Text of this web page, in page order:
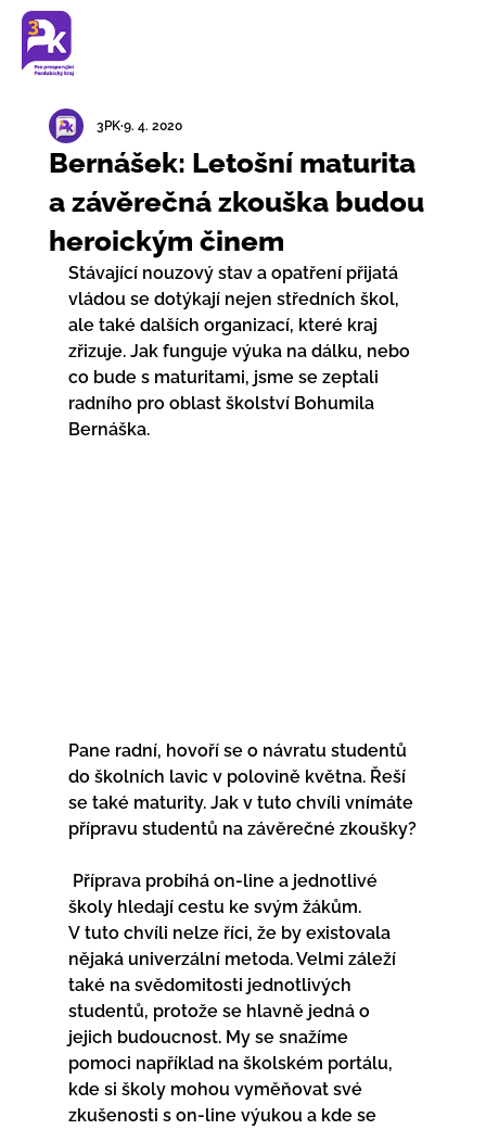
Bernášek: Letošní maturita
a závěrečná zkouška budou
heroickým činem
3PK 9. 4. 2020
Stávající nouzový stav a opatření přijatá
vládou se dotýkají nejen středních škol,
ale také dalších organizací, které kraj
zřizuje. Jak funguje výuka na dálku, nebo
co bude s maturitami, jsme se zeptali
radního pro oblast školství Bohumila
Bernáška.
Pane radní, hovoří se o návratu studentů
do školních lavic v polovině května. Řeší
se také maturity. Jak v tuto chvíli vnímáte
přípravu studentů na závěrečné zkoušky?
Příprava probíhá on-line a jednotlivé
školy hledají cestu ke svým žákům.
V tuto chvíli nelze říci, že by existovala
nějaká univerzální metoda. Velmi záleží
také na svědomitosti jednotlivých
studentů, protože se hlavně jedná o
jejich budoucnost. My se snažíme
pomoci například na školském portálu,
kde si školy mohou vyměňovat své
zkušenosti s on-line výukou a kde se